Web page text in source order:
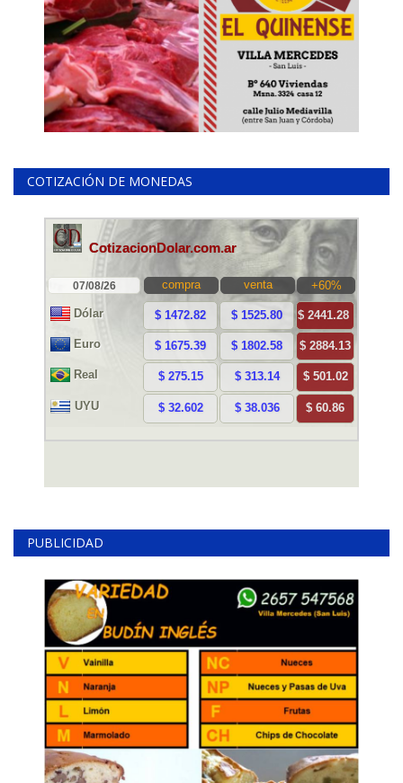
COTIZACIÓN DE MONEDAS
PUBLICIDAD